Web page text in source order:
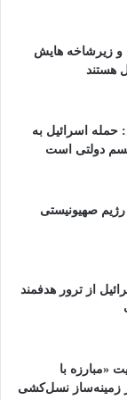
یا خفه‌اش
کماکان
مراحل
باشد،
هسته‌های
لحظه‌ای
کمی از
آمیز بود چه
تروریسم در
و زیرشاخه هایش
هستند
حمله اسرائیل به
دولتی است
رژیم صهیونیستی
از ترور هدفمند
«مبارزه با
از ۱۱ سپتامبر زمینه‌ساز نسل‌کشی